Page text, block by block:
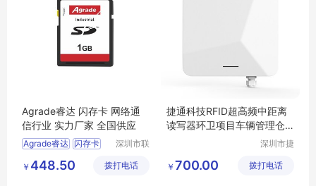
Agrade睿达 闪存卡 网络通
信行业 实力厂家 全国供应
Agrade睿达 闪存卡
深圳市联
限公司
￥ 448.50 拨打电话
捷通科技RFID超高频中距离
读写器环卫项目车辆管理仓
深圳市捷
限公司
￥ 700.00 拨打电话